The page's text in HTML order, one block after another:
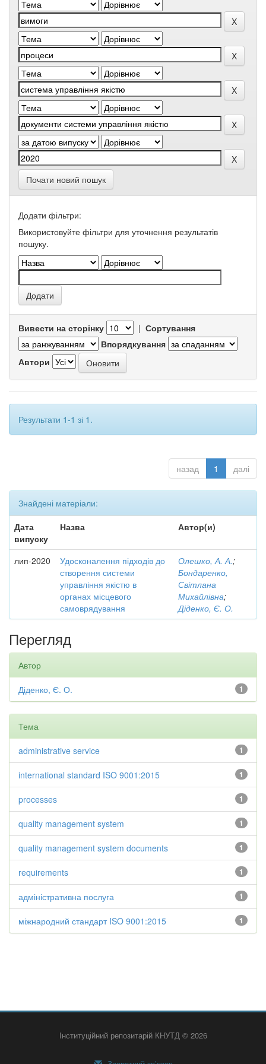
Почати новий пошук
Додати фільтри:
Використовуйте фільтри для уточнення результатів
пошуку.
Вивести на сторінку | Сортування
Впорядкування
Автори
Результати 1-1 зі 1.
назад 1 далі
Знайдені матеріали:
Дата
випуску
Назва Автор(и)
лип-2020
Удосконалення підходів до
створення системи
управління якістю в
органах місцевого
самоврядування
Олешко, А. А.;
Бондаренко,
Світлана
Михайлівна;
Діденко, Є. О.
Перегляд
Автор
1
Діденко, Є. О.
Тема
1
administrative service
1
international standard ISO 9001:2015
1
processes
1
quality management system
1
quality management system documents
1
requirements
1
адміністративна послуга
1
міжнародний стандарт ISO 9001:2015
Інституційний репозитарій КНУТД © 2026